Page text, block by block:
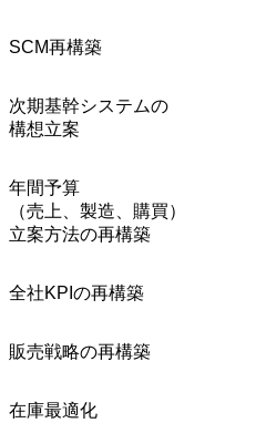
SCM再構築
次期基幹システムの
構想立案
年間予算
（売上、製造、購買）
立案方法の再構築
全社KPIの再構築
販売戦略の再構築
在庫最適化